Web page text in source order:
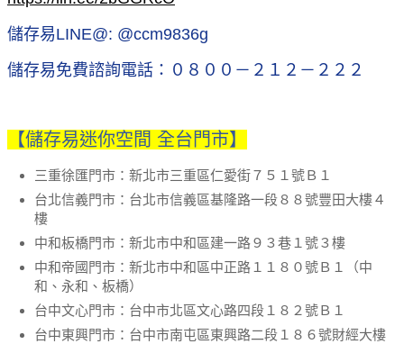
儲存易LINE@: @ccm9836g
儲存易免費諮詢電話：０８００－２１２－２２２
【儲存易迷你空間 全台門市】
三重徐匯門市：新北市三重區仁愛街７５１號Ｂ１
台北信義門市：台北市信義區基隆路一段８８號豐田大樓４
樓
中和板橋門市：新北市中和區建一路９３巷１號３樓
中和帝國門市：新北市中和區中正路１１８０號Ｂ１（中
和、永和、板橋）
台中文心門市：台中市北區文心路四段１８２號Ｂ１
台中東興門市：台中市南屯區東興路二段１８６號財經大樓